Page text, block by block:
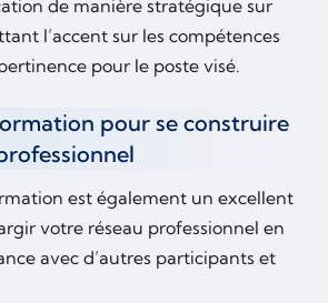
de manière stratégique sur
l’accent sur les compétences
pour le poste visé.
pour se construire
est également un excellent
votre réseau professionnel en
avec d’autres participants et